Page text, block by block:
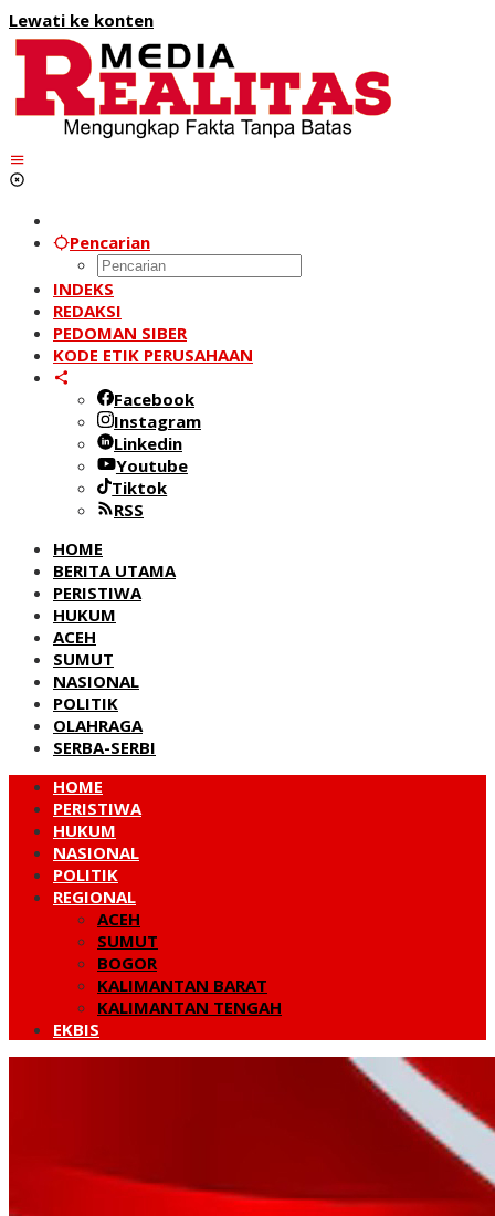
Lewati ke konten
Pencarian
INDEKS
REDAKSI
PEDOMAN SIBER
KODE ETIK PERUSAHAAN
Facebook
Instagram
Linkedin
Youtube
Tiktok
RSS
HOME
BERITA UTAMA
PERISTIWA
HUKUM
ACEH
SUMUT
NASIONAL
POLITIK
OLAHRAGA
SERBA-SERBI
HOME
PERISTIWA
HUKUM
NASIONAL
POLITIK
REGIONAL
ACEH
SUMUT
BOGOR
KALIMANTAN BARAT
KALIMANTAN TENGAH
EKBIS